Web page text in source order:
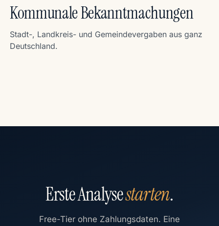
Kommunale Bekanntmachungen
Stadt-, Landkreis- und Gemeindevergaben aus ganz
Deutschland.
Erste Analysestarten.
Free-Tier ohne Zahlungsdaten. Eine